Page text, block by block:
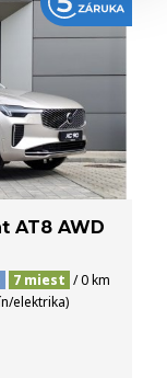
AT8 AWD
7 miest / 0 km
elektrika)